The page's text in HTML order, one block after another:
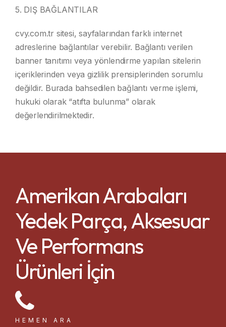
5. DIŞ BAĞLANTILAR
cvy.com.tr sitesi, sayfalarından farklı internet
adreslerine bağlantılar verebilir. Bağlantı verilen
banner tanıtımı veya yönlendirme yapılan sitelerin
içeriklerinden veya gizlilik prensiplerinden sorumlu
değildir. Burada bahsedilen bağlantı verme işlemi,
hukuki olarak “atıfta bulunma” olarak
değerlendirilmektedir.
Amerikan Arabaları
Yedek Parça, Aksesuar
Ve Performans
Ürünleri İçin
HEMEN ARA